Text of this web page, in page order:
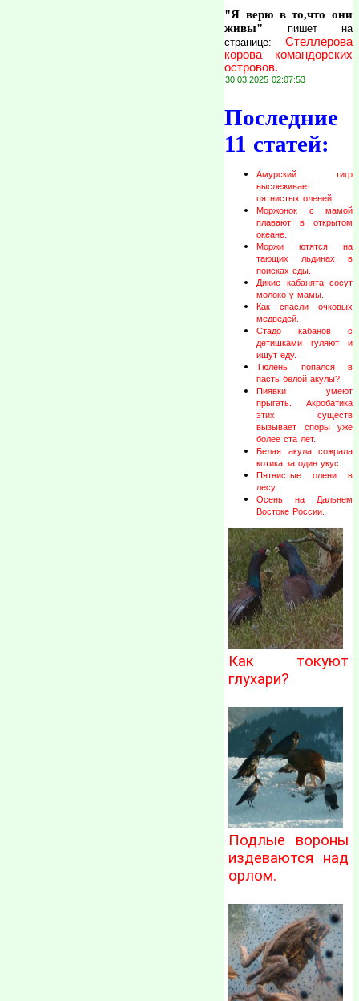
"Я верю в то,что они
живы" пишет на
странице: Стеллерова
корова командорских
островов.
30.03.2025 02:07:53
Последние
11 статей:
Амурский тигр
выслеживает
пятнистых оленей.
Моржонок с мамой
плавают в открытом
океане.
Моржи ютятся на
тающих льдинах в
поисках еды.
Дикие кабанята сосут
молоко у мамы.
Как спасли очковых
медведей.
Стадо кабанов с
детишками гуляют и
ищут еду.
Тюлень попался в
пасть белой акулы?
Пиявки умеют
прыгать. Акробатика
этих существ
вызывает споры уже
более ста лет.
Белая акула сожрала
котика за один укус.
Пятнистые олени в
лесу
Осень на Дальнем
Востоке России.
Как токуют
глухари?
Подлые вороны
издеваются над
орлом.